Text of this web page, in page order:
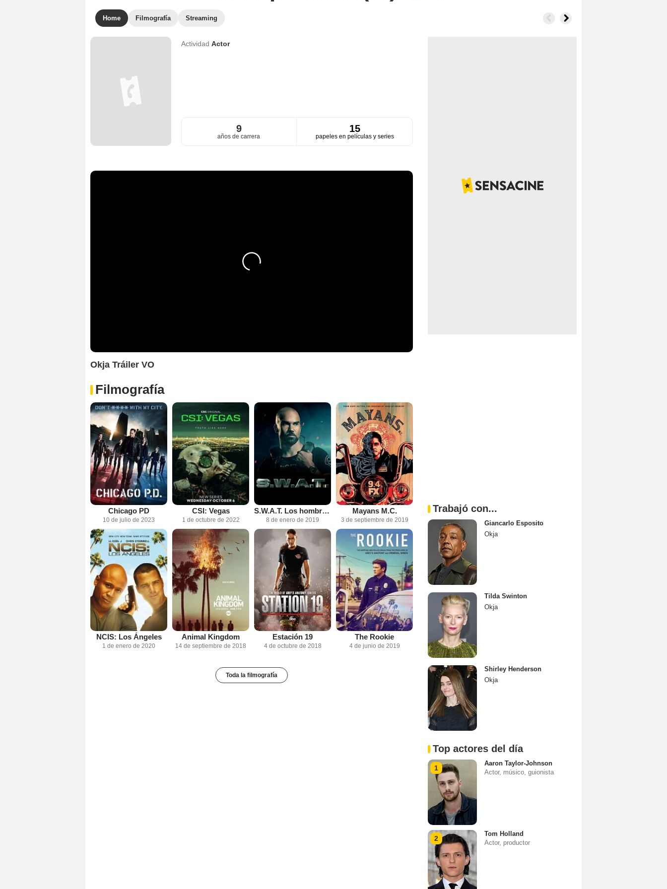
Home Filmografía Streaming
Actividad Actor
9
años de carrera
15
papeles en películas y series
Okja Tráiler VO
Filmografía
Chicago PD
10 de julio de 2023
CSI: Vegas
1 de octubre de 2022
S.W.A.T. Los hombres de Harrelson
8 de enero de 2019
Mayans M.C.
3 de septiembre de 2019
NCIS: Los Ángeles
1 de enero de 2020
Animal Kingdom
14 de septiembre de 2018
Estación 19
4 de octubre de 2018
The Rookie
4 de junio de 2019
Toda la filmografía
Trabajó con...
Giancarlo Esposito
Okja
Tilda Swinton
Okja
Shirley Henderson
Okja
Top actores del día
1
Aaron Taylor-Johnson
Actor, músico, guionista
2
Tom Holland
Actor, productor